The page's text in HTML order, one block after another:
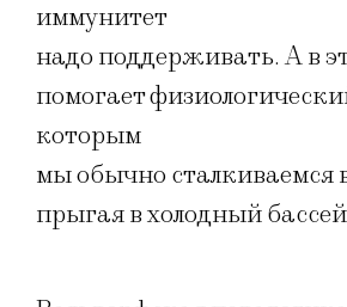
иммунитет
надо поддерживать. А в
помогает
которым
мы обычно сталкиваемся
прыгая в холодный